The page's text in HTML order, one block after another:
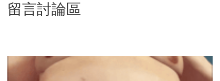
留言討論區